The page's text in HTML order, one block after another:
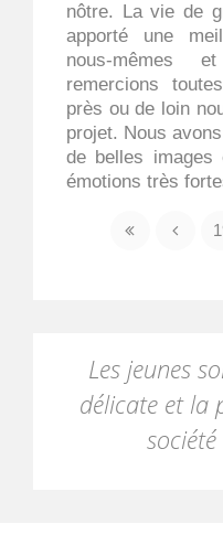
nôtre. La vie de
apporté une
nous-mêmes
remercions
près ou de loin
projet. Nous
de belles
émotions très
Les jeunes
délicate et la